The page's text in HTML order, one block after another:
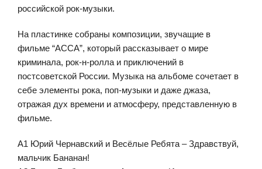
российской рок-музыки.
На пластинке собраны композиции, звучащие в
фильме “АССА”, который рассказывает о мире
криминала, рок-н-ролла и приключений в
постсоветской России. Музыка на альбоме сочетает в
себе элементы рока, поп-музыки и даже джаза,
отражая дух времени и атмосферу, представленную в
фильме.
A1 Юрий Чернавский и Весёлые Ребята – Здравствуй,
мальчик Бананан!